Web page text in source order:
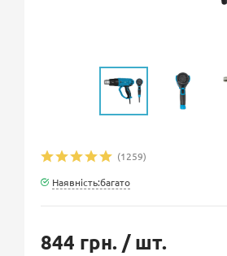
(1259)
Наявність:багато
844 грн. / шт.